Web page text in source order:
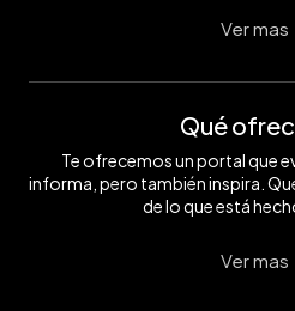
Ver mas
Qué
Te ofrecemos un portal que
informa, pero también inspira.
de lo que está
Ver mas